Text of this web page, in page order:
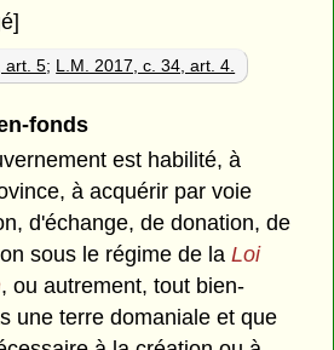
art. 5; L.M. 2017, c. 34, art. 4.
fonds
est habilité, à
à acquérir par voie
d'échange, de donation, de
sous le régime de laLoi
, ou autrement, tout bien-
une terre domaniale et que